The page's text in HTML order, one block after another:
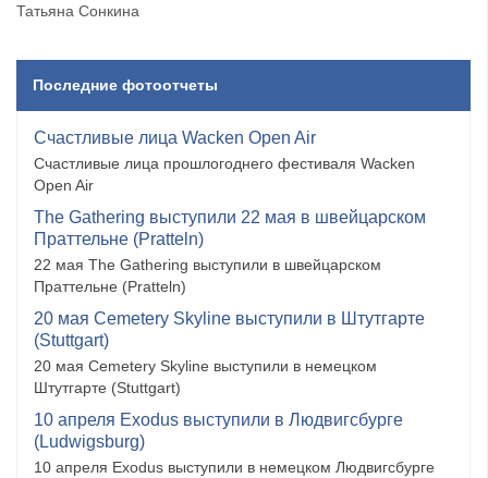
Татьяна Сонкина
Последние фотоотчеты
Счастливые лица Wacken Open Air
Счастливые лица прошлогоднего фестиваля Wacken
Open Air
The Gathering выступили 22 мая в швейцарском
Праттельне (Pratteln)
22 мая The Gathering выступили в швейцарском
Праттельне (Pratteln)
20 мая Cemetery Skyline выступили в Штутгарте
(Stuttgart)
20 мая Cemetery Skyline выступили в немецком
Штутгарте (Stuttgart)
10 апреля Exodus выступили в Людвигсбурге
(Ludwigsburg)
10 апреля Exodus выступили в немецком Людвигсбурге